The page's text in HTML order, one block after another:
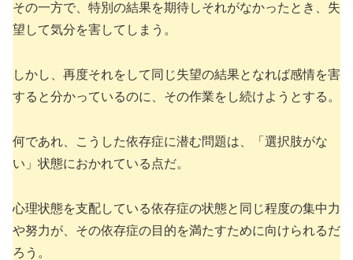
その一方で、特別の結果を期待しそれがなかったとき、失
望して気分を害してしまう。
しかし、再度それをして同じ失望の結果となれば感情を害
すると分かっているのに、その作業をし続けようとする。
何であれ、こうした依存症に潜む問題は、「選択肢がな
い」状態におかれている点だ。
心理状態を支配している依存症の状態と同じ程度の集中力
や努力が、その依存症の目的を満たすために向けられるだ
ろう。